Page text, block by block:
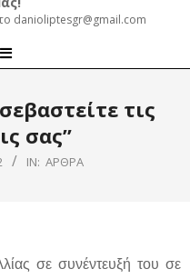
danioliptesgr@gmail.com
τις
σας”
IN: ΆΡΘΡΑ
σε συνέντευξή του σε